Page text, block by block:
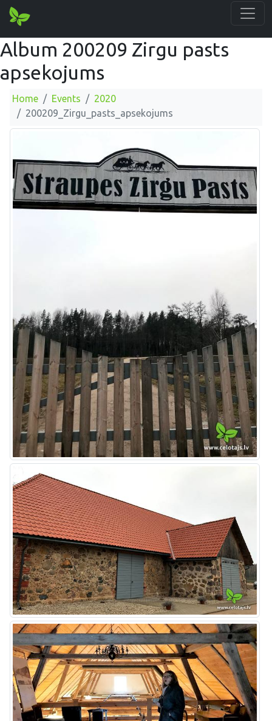
Album 200209 Zirgu pasts
apsekojums
Home Events
2020
200209_Zirgu_pasts_apsekojums